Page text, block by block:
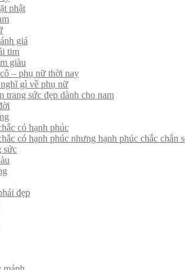
phật
giá
tim
giàu
– phụ nữ thời nay
gì về phụ nữ
trang sức đẹp dành cho nam
có hạnh phúc
có hạnh phúc nhưng hạnh phúc chắc chắn
sức
đẹp